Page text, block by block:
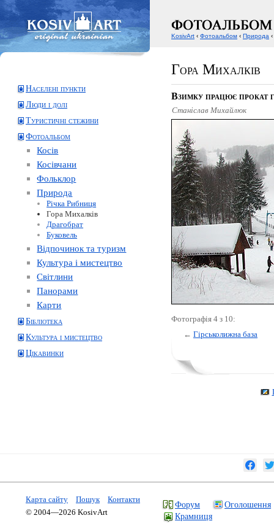
Гора Михалків
Населені пункти
Люди і долі
Туристичні стежини
Фотоальбом
Косів
Косівчани
Фольклор
Природа
Річка Рибниця
Гора Михалків
Драгобрат
Буковель
Відпочинок та туризм
Культура і мистецтво
Світлини
Панорами
Карти
Бібліотека
Культура і мистецтво
Цікавинки
Взимку працює прокат
Станіслав Михайлюк
Фотографія 4 з 10:
← Гірськолижна база
KosivArt ‹ Фотоальбом ‹ Природа
Карта сайту Пошук
Контакти
© 2004—2026 KosivArt
Форум
Оголошення
Крамниця